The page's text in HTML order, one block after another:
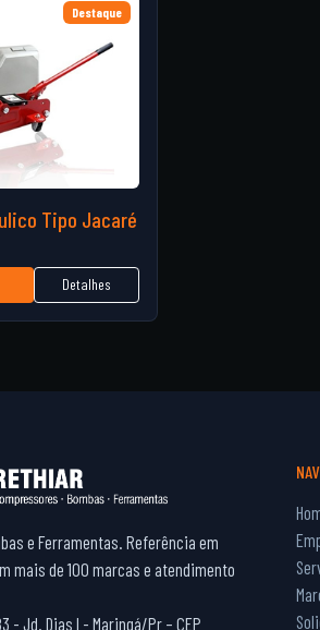
Destaque
Tipo Jacaré
Detalhes
e Ferramentas. Referência em
mais de 100 marcas e atendimento
- Jd. Dias I - Maringá/Pr – CEP